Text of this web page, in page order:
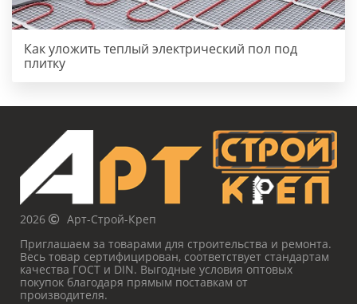
Как уложить теплый электрический пол под
плитку
2026
Арт-Строй-Креп
Приглашаем за товарами для строительства и ремонта.
Весь товар сертифицирован, соответствует стандартам
качества ГОСТ и DIN. Выгодные условия оптовых
покупок благодаря прямым поставкам от
производителя.